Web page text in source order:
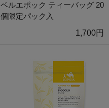
ベルエポック ティーバッグ 20
個限定パック入
1,700円